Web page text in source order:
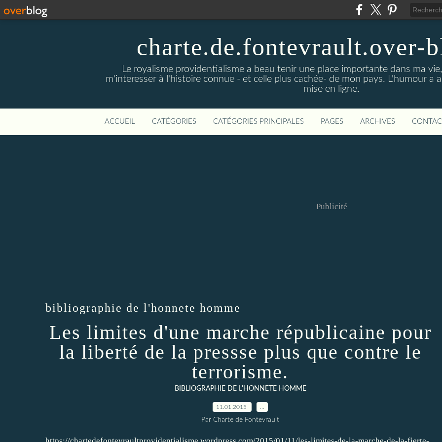
charte.de.fontevrault.over-
Le royalisme providentialisme a beau tenir une place importante dans ma
m'interesser à l'histoire connue - et celle plus cachée- de mon pays. L'humour a
mise en ligne.
ACCUEIL CATÉGORIES CATÉGORIES PRINCIPALES PAGES ARCHIVES
Publicité
bibliographie de l'honnete homme
Les limites d'une marche républicaine pour
la liberté de la pressse plus que contre le
terrorisme.
BIBLIOGRAPHIE DE L'HONNETE HOMME
11.01.2015
Par Charte de Fontevrault